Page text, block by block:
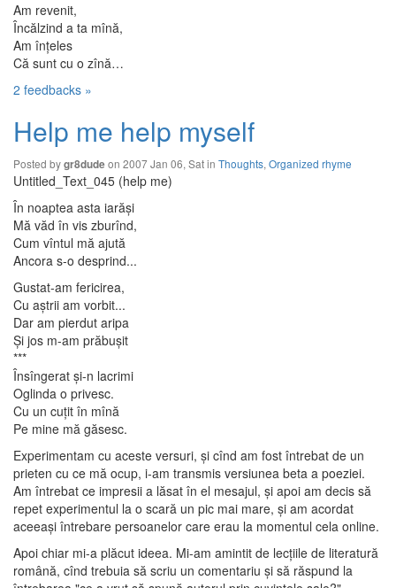
Am revenit,
Încălzind a ta mînă,
Am înţeles
Că sunt cu o zînă…
2 feedbacks »
Help me help myself
Posted bygr8dudeon 2007 Jan 06, Sat in Thoughts, Organized rhyme
Untitled_Text_045 (help me)
În noaptea asta iarăşi
Mă văd în vis zburînd,
Cum vîntul mă ajută
Ancora s-o desprind...
Gustat-am fericirea,
Cu aştrii am vorbit...
Dar am pierdut aripa
Şi jos m-am prăbuşit
***
Însîngerat şi-n lacrimi
Oglinda o privesc.
Cu un cuţit în mînă
Pe mine mă găsesc.
Experimentam cu aceste versuri, şi cînd am fost întrebat de un
prieten cu ce mă ocup, i-am transmis versiunea beta a poeziei.
Am întrebat ce impresii a lăsat în el mesajul, şi apoi am decis să
repet experimentul la o scară un pic mai mare, şi am acordat
aceeaşi întrebare persoanelor care erau la momentul cela online.
Apoi chiar mi-a plăcut ideea. Mi-am amintit de lecţiile de literatură
română, cînd trebuia să scriu un comentariu şi să răspund la